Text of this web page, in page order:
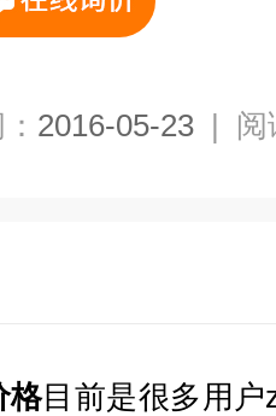
2016-05-23 | 阅
格目前是很多用